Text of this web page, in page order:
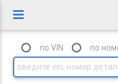
по VIN по